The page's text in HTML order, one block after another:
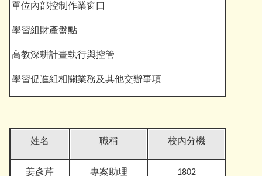
單位內部控制作業窗口
學習組財產盤點
高教深耕計畫執行與控管
學習促進組相關業務及其他交辦事項
姓名 職稱 校內分機
姜彥芹 專案助理 1802